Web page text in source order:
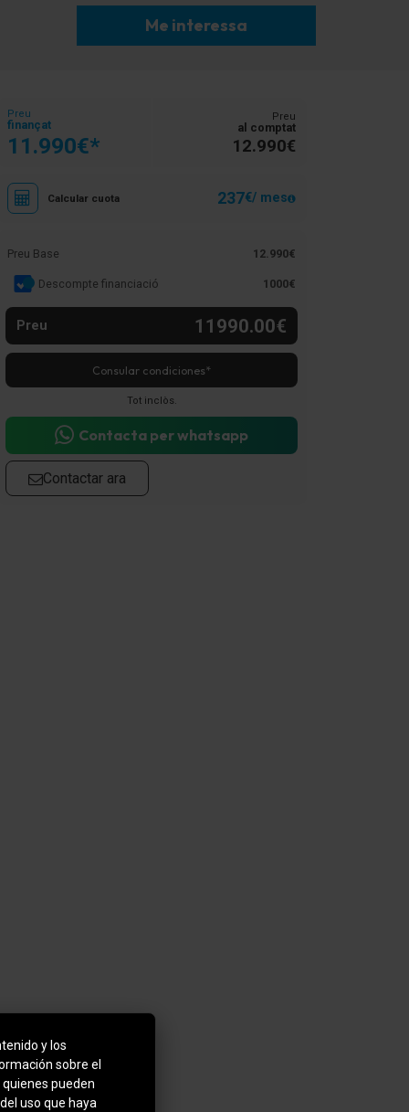
Me interessa
Preu
finançat
11.990€*
Preu
al comptat
12.990€
Calcular cuota 237€/ mes
Preu Base 12.990€
Descompte financiació 1000€
Preu 11990.00€
Consular condiciones*
Tot inclòs.
Contacta per whatsapp
Contactar ara
y los
sobre el
pueden
uso que haya